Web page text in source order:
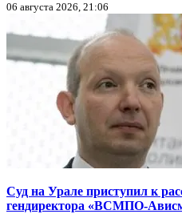
06 августа 2026, 21:06
Суд на Урале приступил к
гендиректора «ВСМПО-